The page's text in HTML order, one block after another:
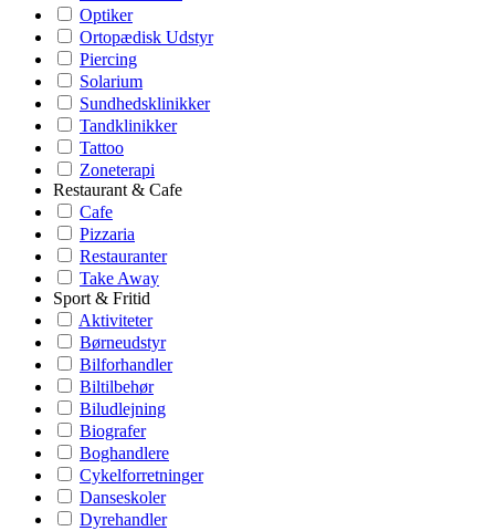
Optiker
Ortopædisk Udstyr
Piercing
Solarium
Sundhedsklinikker
Tandklinikker
Tattoo
Zoneterapi
Restaurant & Cafe
Cafe
Pizzaria
Restauranter
Take Away
Sport & Fritid
Aktiviteter
Børneudstyr
Bilforhandler
Biltilbehør
Biludlejning
Biografer
Boghandlere
Cykelforretninger
Danseskoler
Dyrehandler